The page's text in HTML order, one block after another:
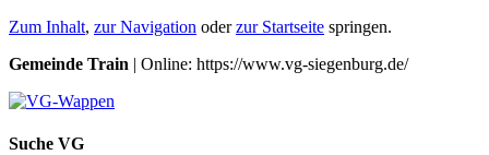
Zum Inhalt, zur Navigation oderzur Startseite springen.
Gemeinde Train | Online: https://www.vg-siegenburg.de/
Suche VG